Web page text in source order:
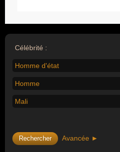
Célébrité :
Homme d'état
Homme
Mali
Avancée ►